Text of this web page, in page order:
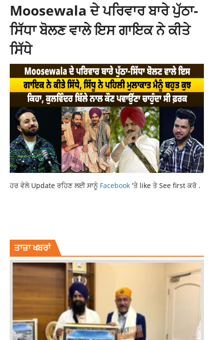
Moosewala ਦੇ ਪਰਿਵਾਰ ਬਾਰੇ ਪੁੱਠਾ-
ਸਿੱਧਾ ਬੋਲਣ ਵਾਲੇ ਇਸ ਗਾਇਕ ਨੇ ਕੀਤੇ
ਸਿੱਧੇ
ਹਰ ਵੇਲੇ Update ਰਹਿਣ ਲਈ ਸਾਨੂੰ Facebook 'ਤੇ like ਤੇ See first ਕਰੋ .
ਤਾਜ਼ਾ ਖਬਰਾਂ